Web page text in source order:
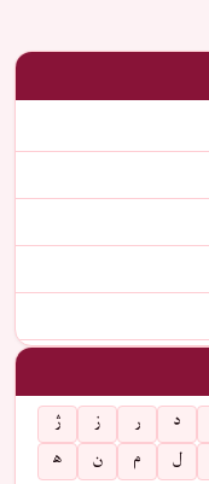
د ر ز
ژ
ل م ن
ھ